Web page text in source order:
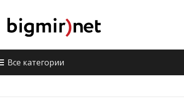
Все категории